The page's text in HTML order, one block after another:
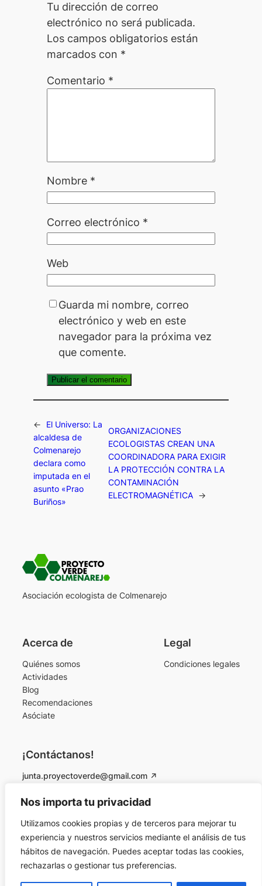
Nos importa tu privacidad
Utilizamos cookies propias y de terceros para mejorar tu
experiencia y nuestros servicios mediante el análisis de tus
hábitos de navegación. Puedes aceptar todas las cookies,
rechazarlas o gestionar tus preferencias.
Tu dirección de correo
electrónico no será publicada.
Los campos obligatorios están
marcados con *
Comentario *
Nombre *
Correo electrónico *
Web
Guarda mi nombre, correo
electrónico y web en este
navegador para la próxima vez
que comente.
←
El Universo: La
alcaldesa de
Colmenarejo
declara como
imputada en el
asunto «Prao
Buriños»
ORGANIZACIONES
ECOLOGISTAS CREAN UNA
COORDINADORA PARA EXIGIR
LA PROTECCIÓN CONTRA LA
CONTAMINACIÓN
ELECTROMAGNÉTICA →
Asociación ecologista de Colmenarejo
Acerca de
Quiénes somos
Actividades
Blog
Recomendaciones
Asóciate
Legal
Condiciones legales
¡Contáctanos!
junta.proyectoverde@gmail.com
© 2026 Proyecto Verde Colmenarejo. Todos los
derechos reservados.